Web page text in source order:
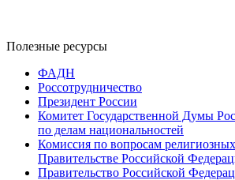
Полезные ресурсы
ФАДН
Россотрудничество
Президент России
Комитет Государственной Думы
по делам национальностей
Комиссия по вопросам
Правительстве Российской
Правительство Российской